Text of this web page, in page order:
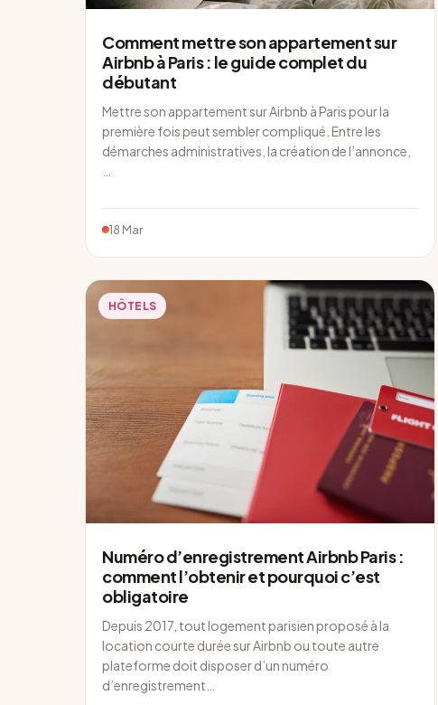
Comment mettre son appartement sur
Airbnb à Paris : le guide complet du
débutant
Mettre son appartement sur Airbnb à Paris pour la
première fois peut sembler compliqué. Entre les
démarches administratives, la création de l’annonce,
18 Mar
HÔTELS
Numéro d’enregistrement Airbnb Paris :
comment l’obtenir et pourquoi c’est
obligatoire
Depuis 2017, tout logement parisien proposé à la
location courte durée sur Airbnb ou toute autre
plateforme doit disposer d’un numéro
d’enregistrement…